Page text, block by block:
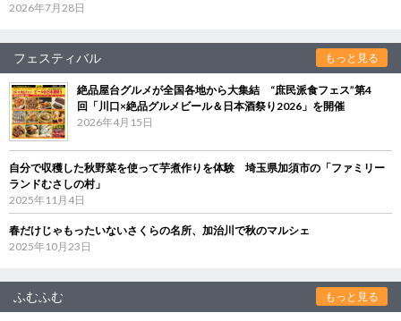
2026年7月28日
フェスティバル もっと見る
絶品屋台グルメが全国各地から大集結 “庶民派食フェス”第4
回「川口×絶品グルメビール＆日本酒祭り2026」を開催
2026年4月15日
自分で収穫した秋野菜を使って芋煮作りを体験 埼玉県加須市の「ファミリー
ランドむさしの村」
2025年11月4日
春だけじゃもったいないさくらの名所、加治川で秋のマルシェ
2025年10月23日
ふむふむ もっと見る